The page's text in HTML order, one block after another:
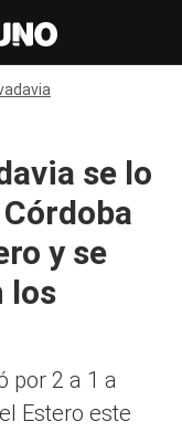
se lo
y se
los
por 2 a 1 a
Estero este